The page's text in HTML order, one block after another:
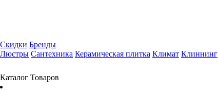
Скидки Бренды
Люстры Сантехника Керамическая плитка Климат Клиннинг
Каталог Товаров